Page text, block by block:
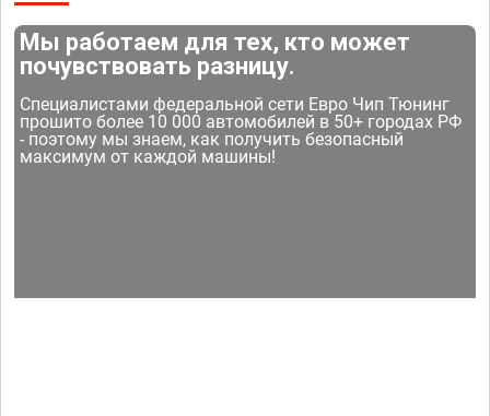
Мы работаем для тех, кто может
почувствовать разницу.
Специалистами федеральной сети Евро Чип Тюнинг
прошито более 10 000 автомобилей в 50+ городах РФ
- поэтому мы знаем, как получить безопасный
максимум от каждой машины!